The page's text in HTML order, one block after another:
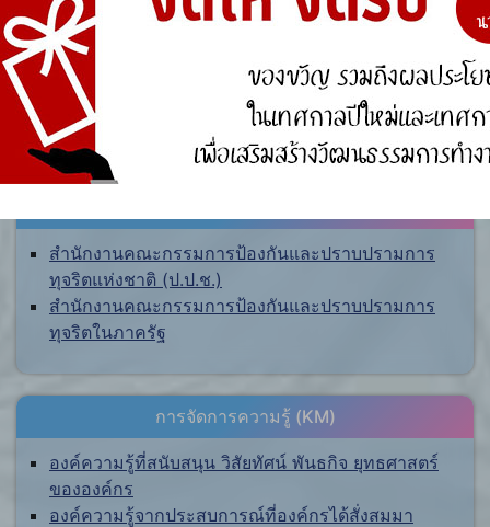
สำนักงานคณะกรรมการป้องกันและปราบปรามการ
ทุจริตแห่งชาติ (ป.ป.ช.)
สำนักงานคณะกรรมการป้องกันและปราบปรามการ
ทุจริตในภาครัฐ
การจัดการความรู้ (KM)
องค์ความรู้ที่สนับสนุน วิสัยทัศน์ พันธกิจ ยุทธศาสตร์
ขององค์กร
องค์ความรู้จากประสบการณ์ที่องค์กรได้สั่งสมมา